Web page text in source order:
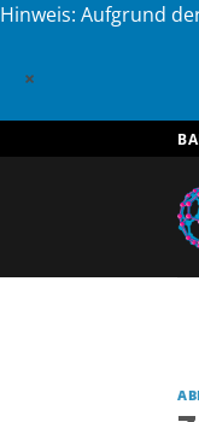
Hinweis: Aufgrund
×
Inhalt